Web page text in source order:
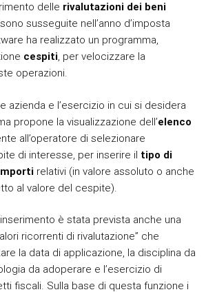
delle rivalutazioni dei beni
susseguite nell’anno d’imposta
ha realizzato un programma,
cespiti, per velocizzare la
operazioni.
azienda e l’esercizio in cui si desidera
propone la visualizzazione dell’elenco
all’operatore di selezionare
di interesse, per inserire il tipo di
relativi (in valore assoluto o anche
al valore del cespite).
è stata prevista anche una
ricorrenti di rivalutazione” che
la data di applicazione, la disciplina da
da adoperare e l’esercizio di
fiscali. Sulla base di questa funzione i